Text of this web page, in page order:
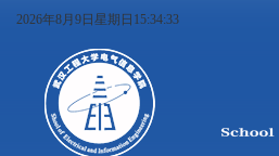
2026年8月9日星期日15:34:34